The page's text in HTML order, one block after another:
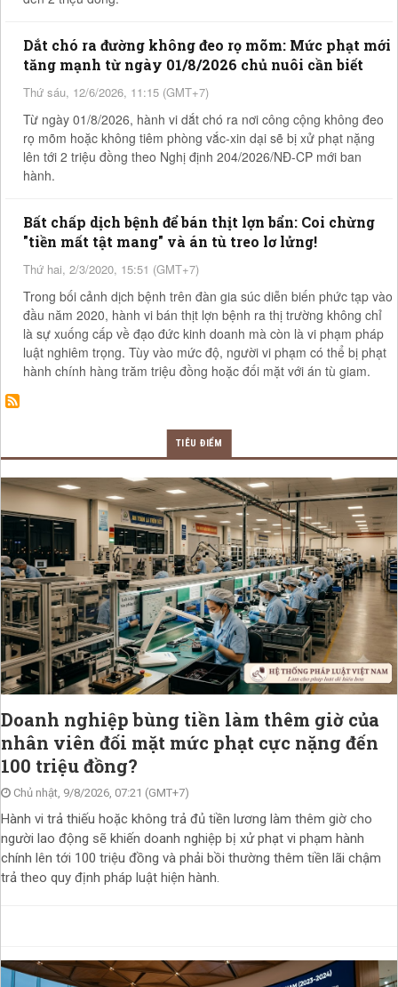
Dắt chó ra đường không đeo rọ mõm: Mức phạt mới
tăng mạnh từ ngày 01/8/2026 chủ nuôi cần biết
Thứ sáu, 12/6/2026, 11:15 (GMT+7)
Từ ngày 01/8/2026, hành vi dắt chó ra nơi công cộng không đeo
rọ mõm hoặc không tiêm phòng vắc-xin dại sẽ bị xử phạt nặng
lên tới 2 triệu đồng theo Nghị định 204/2026/NĐ-CP mới ban
hành.
Bất chấp dịch bệnh để bán thịt lợn bẩn: Coi chừng
"tiền mất tật mang" và án tù treo lơ lửng!
Thứ hai, 2/3/2020, 15:51 (GMT+7)
Trong bối cảnh dịch bệnh trên đàn gia súc diễn biến phức tạp vào
đầu năm 2020, hành vi bán thịt lợn bệnh ra thị trường không chỉ
là sự xuống cấp về đạo đức kinh doanh mà còn là vi phạm pháp
luật nghiêm trọng. Tùy vào mức độ, người vi phạm có thể bị phạt
hành chính hàng trăm triệu đồng hoặc đối mặt với án tù giam.
TIÊU ĐIỂM
Doanh nghiệp bùng tiền làm thêm giờ của
nhân viên đối mặt mức phạt cực nặng đến
100 triệu đồng?
Chủ nhật, 9/8/2026, 07:21 (GMT+7)
Hành vi trả thiếu hoặc không trả đủ tiền lương làm thêm giờ cho
người lao động sẽ khiến doanh nghiệp bị xử phạt vi phạm hành
chính lên tới 100 triệu đồng và phải bồi thường thêm tiền lãi chậm
trả theo quy định pháp luật hiện hành.